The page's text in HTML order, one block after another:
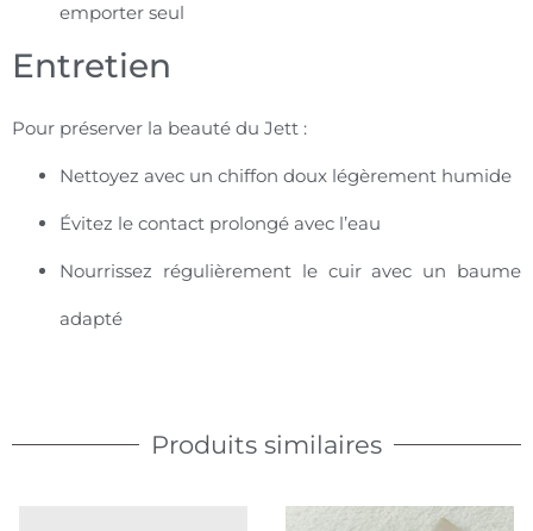
emporter seul
Entretien
Pour préserver la beauté du Jett :
Nettoyez avec un chiffon doux légèrement humide
Évitez le contact prolongé avec l’eau
Nourrissez régulièrement le cuir avec un baume
adapté
Produits similaires